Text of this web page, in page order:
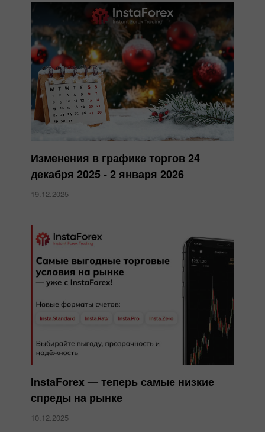
Изменения в графике торгов 24
декабря 2025 - 2 января 2026
19.12.2025
InstaForex — теперь самые низкие
спреды на рынке
10.12.2025